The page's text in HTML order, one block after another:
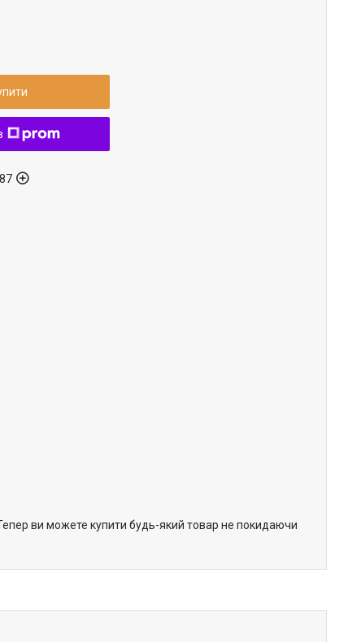
ви можете купити будь-який товар не покидаючи